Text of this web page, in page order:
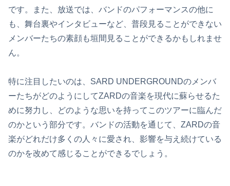
です。また、放送では、バンドのパフォーマンスの他に
も、舞台裏やインタビューなど、普段見ることができない
メンバーたちの素顔も垣間見ることができるかもしれませ
ん。
特に注目したいのは、SARD UNDERGROUNDのメンバ
ーたちがどのようにしてZARDの音楽を現代に蘇らせるた
めに努力し、どのような思いを持ってこのツアーに臨んだ
のかという部分です。バンドの活動を通じて、ZARDの音
楽がどれだけ多くの人々に愛され、影響を与え続けている
のかを改めて感じることができるでしょう。